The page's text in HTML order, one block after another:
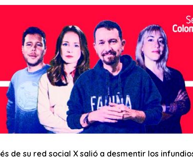
de su red social X salió a desmentir los